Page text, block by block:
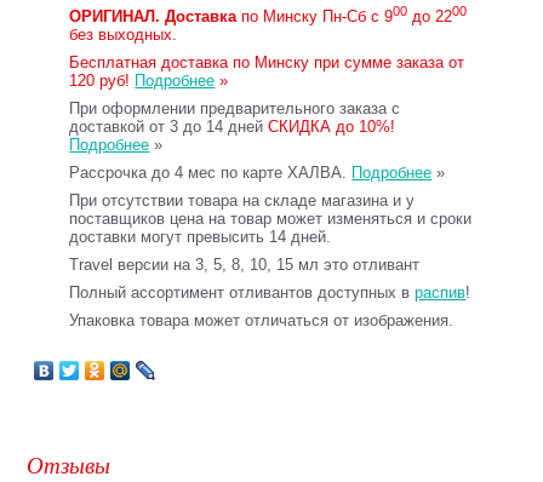
ОРИГИНАЛ. Доставкапо Минску Пн-Сб с 900 до 2200
без выходных.
Бесплатная доставка по Минску при сумме заказа от
120 руб! Подробнее »
При оформлении предварительного заказа с
доставкой от 3 до 14 днейСКИДКА до 10%!
Подробнее »
Рассрочка до 4 мес по карте ХАЛВА. Подробнее »
При отсутствии товара на складе магазина и у
поставщиков цена на товар может изменяться и сроки
доставки могут превысить 14 дней.
Travel версии на 3, 5, 8, 10, 15 мл это отливант
Полный ассортимент отливантов доступных враспив!
Упаковка товара может отличаться от изображения.
Отзывы